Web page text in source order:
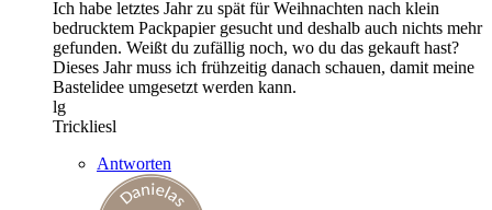
Ich habe letztes Jahr zu spät für Weihnachten nach klein
bedrucktem Packpapier gesucht und deshalb auch nichts mehr
gefunden. Weißt du zufällig noch, wo du das gekauft hast?
Dieses Jahr muss ich frühzeitig danach schauen, damit meine
Bastelidee umgesetzt werden kann.
lg
Trickliesl
Antworten